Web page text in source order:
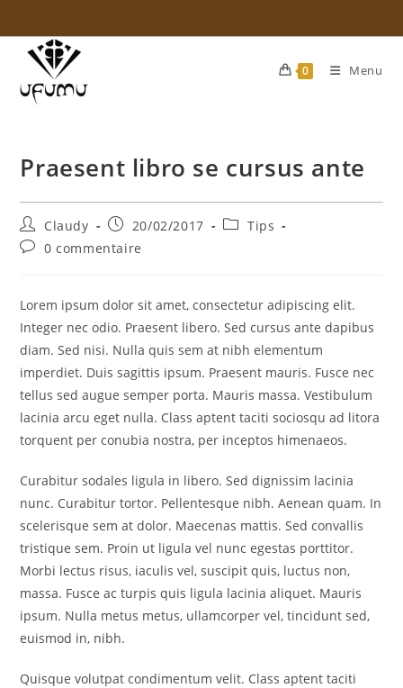
to
content
0 Menu
Praesent libro se cursus ante
Auteur/autrice
de
la
Claudy
Publication
publiée :
20/02/2017
PostTips
Commentaires
publication :
0 commentaire
Lorem ipsum dolor sit amet, consectetur adipiscing elit.
Integer nec odio. Praesent libero. Sed cursus ante dapibus
diam. Sed nisi. Nulla quis sem at nibh elementum
imperdiet. Duis sagittis ipsum. Praesent mauris. Fusce nec
tellus sed augue semper porta. Mauris massa. Vestibulum
lacinia arcu eget nulla. Class aptent taciti sociosqu ad litora
torquent per conubia nostra, per inceptos himenaeos.
Curabitur sodales ligula in libero. Sed dignissim lacinia
nunc. Curabitur tortor. Pellentesque nibh. Aenean quam. In
scelerisque sem at dolor. Maecenas mattis. Sed convallis
tristique sem. Proin ut ligula vel nunc egestas porttitor.
Morbi lectus risus, iaculis vel, suscipit quis, luctus non,
massa. Fusce ac turpis quis ligula lacinia aliquet. Mauris
ipsum. Nulla metus metus, ullamcorper vel, tincidunt sed,
euismod in, nibh.
Quisque volutpat condimentum velit. Class aptent taciti